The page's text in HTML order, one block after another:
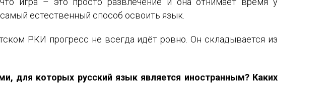
естественный способ освоить язык.
РКИ прогресс не всегда идёт ровно. Он складывается из
для которых русский язык является иностранным? Каких